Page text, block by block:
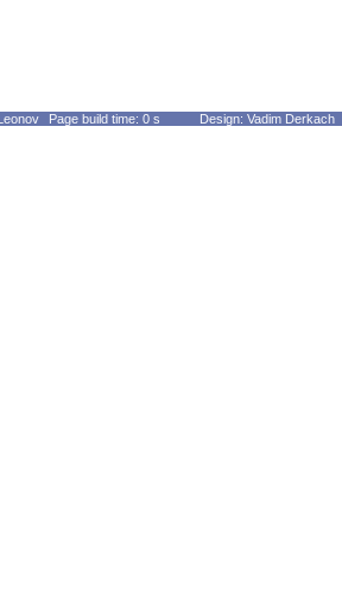
Page build time: 0 s Design: Vadim Derkach